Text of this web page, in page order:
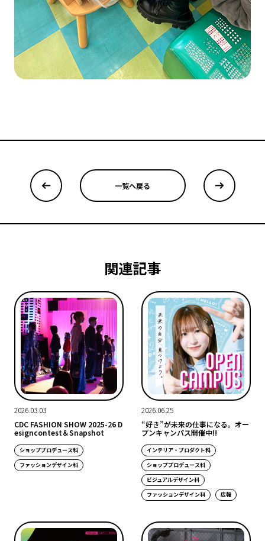
一覧へ戻る
関連記事
2026.03.03
CDC FASHION SHOW 2025-26 D
esigncontest＆Snapshot
ショッププロデュース科
ファッションデザイン科
2026.06.25
“好き”が未来の仕事になる。オー
プンキャンパス開催中!!
インテリア・プロダクト科
ショッププロデュース科
ビジュアルデザイン科
ファッションデザイン科
広報